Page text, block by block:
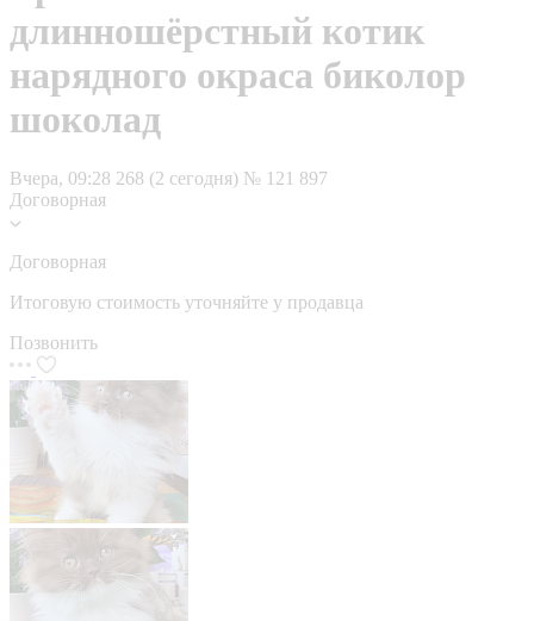
длинношёрстный котик
нарядного окраса биколор
шоколад
Вчера, 09:28 268 (2 сегодня) № 121 897
Договорная
Договорная
Итоговую стоимость уточняйте у продавца
Позвонить